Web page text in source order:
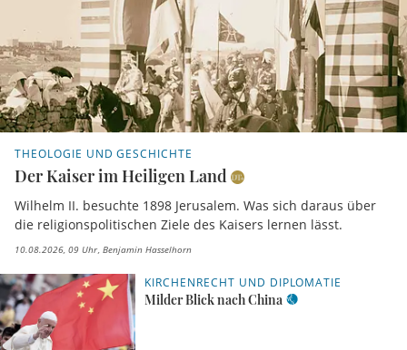
THEOLOGIE UND GESCHICHTE
Der Kaiser im Heiligen Land
Wilhelm II. besuchte 1898 Jerusalem. Was sich daraus über
die religionspolitischen Ziele des Kaisers lernen lässt.
10.08.2026, 09 Uhr Benjamin Hasselhorn
KIRCHENRECHT UND DIPLOMATIE
Milder Blick nach China